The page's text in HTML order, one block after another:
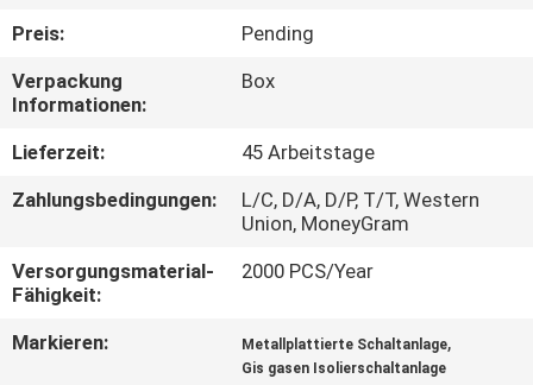
FABRIK-
AUSFLUG
QUALITÄTSKONTROLLE
TRETEN
SIE
MIT
UNS
Preis:
Pending
Verpackung
Informationen:
Box
Lieferzeit:
45 Arbeitstage
Zahlungsbedingungen:
L/C, D/A, D/P, T/T, Western
Union, MoneyGram
Versorgungsmaterial-
Fähigkeit:
2000 PCS/Year
Markieren: Metallplattierte Schaltanlage,
Gis gasen Isolierschaltanlage